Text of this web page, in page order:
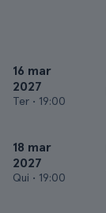
16 mar
2027
Ter • 19:00
18 mar
2027
Qui • 19:00